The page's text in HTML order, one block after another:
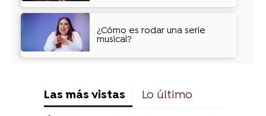
¿Cómo es rodar una serie
musical?
Las más vistas Lo último